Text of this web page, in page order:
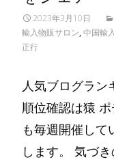
2023年3月10日
輸入物販サロン,中国輸
正行
人気ブログラ
順位確認は猿
も毎週開催して
します。 気づ